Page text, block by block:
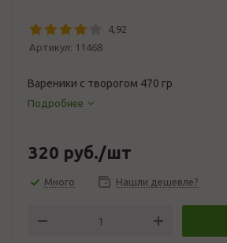
4,92
Артикул: 11468
Вареники с творогом 470 гр
Подробнее
320 руб./шт
Много Нашли дешевле?